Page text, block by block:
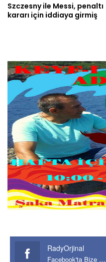
Szczesny ile Messi, penaltı
kararı için iddiaya girmiş
RadyOrjinal
Facebook'ta Bize Katılın